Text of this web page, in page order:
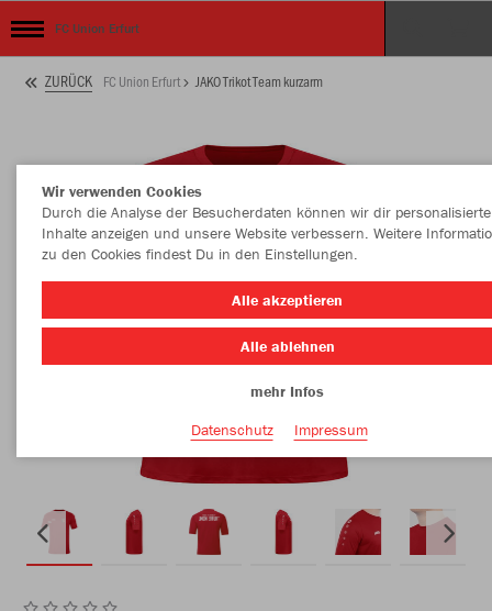
FC Union Erfurt
ZURÜCK FC Union Erfurt JAKO Trikot Team kurzarm
Wir verwenden Cookies
Durch die Analyse der Besucherdaten können wir dir personalisierte
Inhalte anzeigen und unsere Website verbessern. Weitere
zu den Cookies findest Du in den Einstellungen.
Alle akzeptieren
Alle ablehnen
mehr Infos
Datenschutz
Impressum